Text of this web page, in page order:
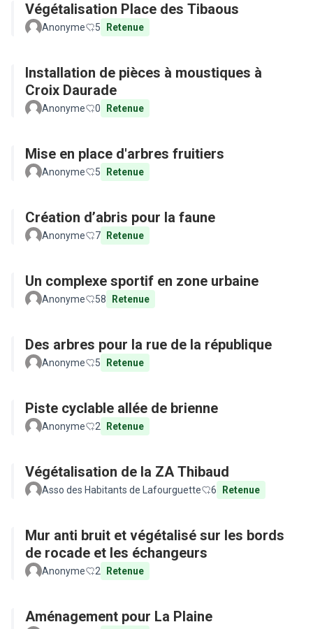
Végétalisation Place des Tibaous
Anonyme 5 Retenue
Installation de pièces à moustiques à
Croix Daurade
Anonyme 0 Retenue
Mise en place d'arbres fruitiers
Anonyme 5 Retenue
Création d’abris pour la faune
Anonyme 7 Retenue
Un complexe sportif en zone urbaine
Anonyme 58 Retenue
Des arbres pour la rue de la république
Anonyme 5 Retenue
Piste cyclable allée de brienne
Anonyme 2 Retenue
Végétalisation de la ZA Thibaud
Asso des Habitants de Lafourguette 6 Retenue
Mur anti bruit et végétalisé sur les bords
de rocade et les échangeurs
Anonyme 2 Retenue
Aménagement pour La Plaine